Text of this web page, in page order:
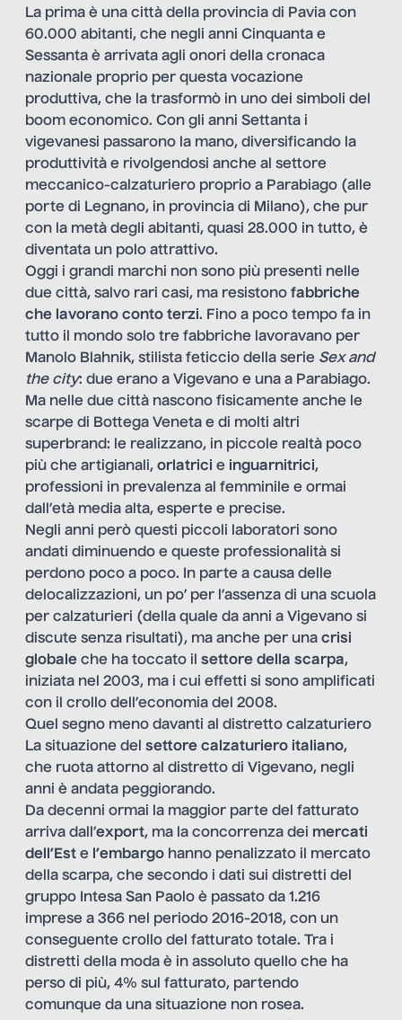
La prima è una città della provincia di Pavia con
60.000 abitanti, che negli anni Cinquanta e
Sessanta è arrivata agli onori della cronaca
nazionale proprio per questa vocazione
produttiva, che la trasformò in uno dei simboli del
boom economico. Con gli anni Settanta i
vigevanesi passarono la mano, diversificando la
produttività e rivolgendosi anche al settore
meccanico-calzaturiero proprio a Parabiago (alle
porte di Legnano, in provincia di Milano), che pur
con la metà degli abitanti, quasi 28.000 in tutto, è
diventata un polo attrattivo.
Oggi i grandi marchi non sono più presenti nelle
due città, salvo rari casi, ma resistono fabbriche
che lavorano conto terzi. Fino a poco tempo fa in
tutto il mondo solo tre fabbriche lavoravano per
Manolo Blahnik, stilista feticcio della serie Sex and
the city: due erano a Vigevano e una a Parabiago.
Ma nelle due città nascono fisicamente anche le
scarpe di Bottega Veneta e di molti altri
superbrand: le realizzano, in piccole realtà poco
più che artigianali, orlatrici e inguarnitrici,
professioni in prevalenza al femminile e ormai
dall’età media alta, esperte e precise.
Negli anni però questi piccoli laboratori sono
andati diminuendo e queste professionalità si
perdono poco a poco. In parte a causa delle
delocalizzazioni, un po’ per l’assenza di una scuola
per calzaturieri (della quale da anni a Vigevano si
discute senza risultati), ma anche per una crisi
globale che ha toccato il settore della scarpa,
iniziata nel 2003, ma i cui effetti si sono amplificati
con il crollo dell’economia del 2008.
Quel segno meno davanti al distretto calzaturiero
La situazione del settore calzaturiero italiano,
che ruota attorno al distretto di Vigevano, negli
anni è andata peggiorando.
Da decenni ormai la maggior parte del fatturato
arriva dall’export, ma la concorrenza dei mercati
dell’Est e l’embargo hanno penalizzato il mercato
della scarpa, che secondo i dati sui distretti del
gruppo Intesa San Paolo è passato da 1.216
imprese a 366 nel periodo 2016-2018, con un
conseguente crollo del fatturato totale. Tra i
distretti della moda è in assoluto quello che ha
perso di più, 4% sul fatturato, partendo
comunque da una situazione non rosea.